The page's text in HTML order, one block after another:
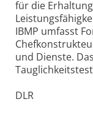
für die
IBMP umfasst
und Dienste.
DLR